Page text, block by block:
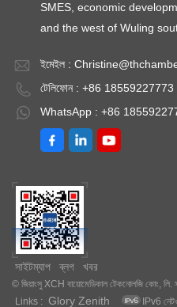
SMES, economic
and the west of Wuling
ইমেইল :
টেলিফোন : +86 18559227773
WhatsApp : +86
সাইটম্যাপ ব্লগ খবর
© জিয়াংসু XCH বায়োমেডিকাল টেকনোলজি কোং, লি.
Links :
Glory Zenith IPv6